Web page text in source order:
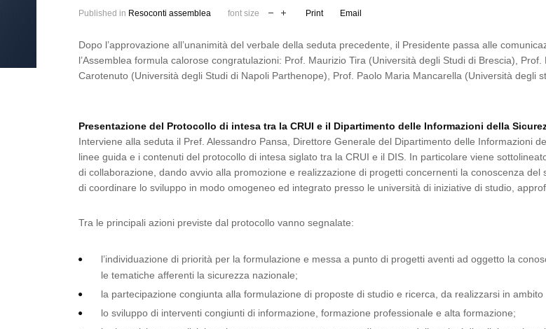
Published in Resoconti assemblea font size Print Email
Dopo l’approvazione all’unanimità del verbale della seduta precedente, il Presidente passa alle
l’Assemblea formula calorose congratulazioni: Prof. Maurizio Tira (Università degli Studi di Brescia),
Carotenuto (Università degli Studi di Napoli Parthenope), Prof. Paolo Maria Mancarella (Università degli
Presentazione del Protocollo di intesa tra la CRUI e il Dipartimento delle Informazioni della
Interviene alla seduta il Pref. Alessandro Pansa, Direttore Generale del Dipartimento delle Informazioni
linee guida e i contenuti del protocollo di intesa siglato tra la CRUI e il DIS. In particolare viene
di collaborazione, dando avvio alla promozione e realizzazione di progetti concernenti la conoscenza
di coordinare lo sviluppo in modo omogeneo ed integrato presso le università di iniziative di studio,
Tra le principali azioni previste dal protocollo vanno segnalate:
l’individuazione di priorità per la formulazione e messa a punto di progetti aventi ad oggetto la
le tematiche afferenti la sicurezza nazionale;
la partecipazione congiunta alla formulazione di proposte di studio e ricerca, da realizzarsi in
lo sviluppo di interventi congiunti di informazione, formazione professionale e alta formazione;